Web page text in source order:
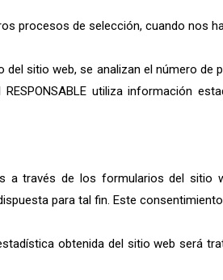
procesos de selección, cuando nos
sitio web, se analizan el número
utiliza información
a través de los formularios del sitio
para tal fin. Este
obtenida del sitio web será